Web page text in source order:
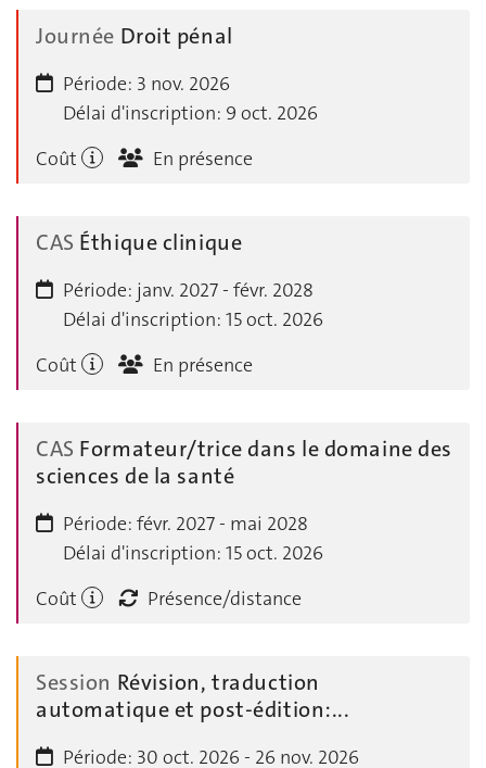
Journée Droit pénal
Période: 3 nov. 2026
Délai d'inscription: 9 oct. 2026
Coût
En présence
CAS Éthique clinique
Période: janv. 2027 - févr. 2028
Délai d'inscription: 15 oct. 2026
Coût
En présence
CAS Formateur/trice dans le domaine des
sciences de la santé
Période: févr. 2027 - mai 2028
Délai d'inscription: 15 oct. 2026
Coût
Présence/distance
Session Révision, traduction
automatique et post-édition:...
Période: 30 oct. 2026 - 26 nov. 2026